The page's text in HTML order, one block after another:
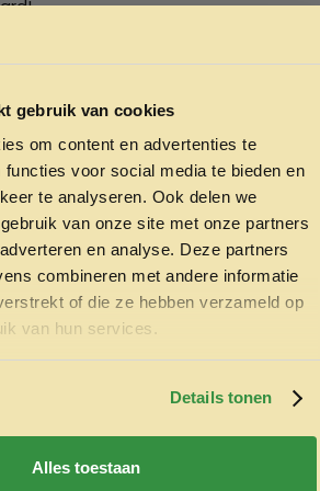
gebruik van cookies
om content en advertenties te
functies voor social media te bieden en
te analyseren. Ook delen we
van onze site met onze partners
en analyse. Deze partners
combineren met andere informatie
of die ze hebben verzameld op
van hun services.
Details tonen
Alles toestaan
touw Blauw S/8M
5% KORTING OP
BESTELLING!
Ontvang korting
ga je akkoord met het ontvangen van
Nee, ik wil geen korting